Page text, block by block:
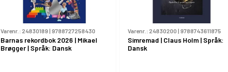
Varenr.: 24830189 | 9788727258430
Barnas rekordbok 2026 | Mikael
Brøgger | Språk: Dansk
Varenr.: 24830200 | 9788743611875
Simremad | Claus Holm | Språk:
Dansk